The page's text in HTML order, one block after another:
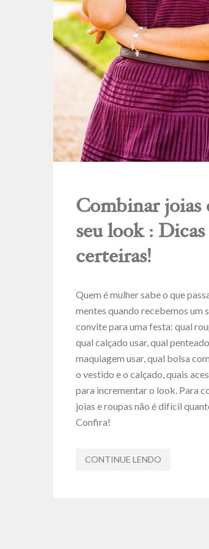
Combinar joias
seu look : Dicas
certeiras!
Quem é mulher sabe o que
mentes quando recebemos um
convite para uma festa: qual
qual calçado usar, qual
maquiagem usar, qual bolsa
o vestido e o calçado, quais
para incrementar o look. Para
joias e roupas não é difícil
Confira!
CONTINUE LENDO